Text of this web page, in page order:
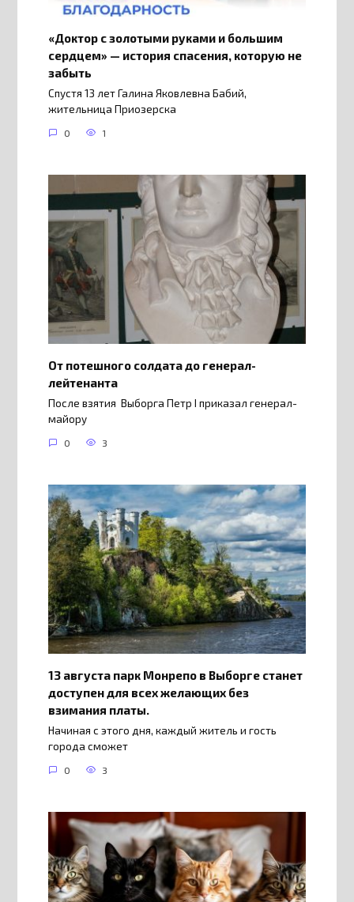
«Доктор с золотыми руками и большим
сердцем» — история спасения, которую не
забыть
Спустя 13 лет Галина Яковлевна Бабий,
жительница Приозерска
0 1
От потешного солдата до генерал-
лейтенанта
После взятия Выборга Петр I приказал генерал-
майору
0 3
13 августа парк Монрепо в Выборге станет
доступен для всех желающих без
взимания платы.
Начиная с этого дня, каждый житель и гость
города сможет
0 3